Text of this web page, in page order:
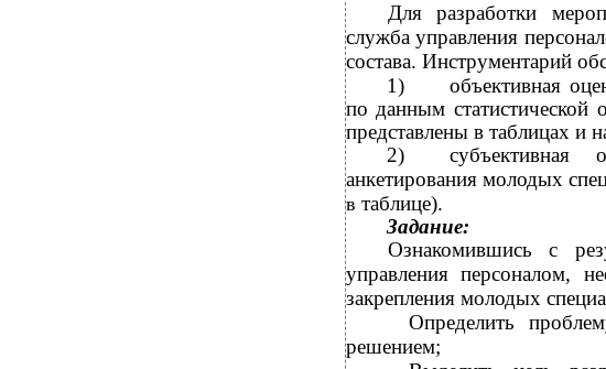
Для разработки
служба управления
состава. Инструментарий
1)
объективная
по данным статистической
представлены в таблицах и
2)
субъективная
анкетирования молодых
в таблице).
Задание:
Ознакомившись с
управления персоналом,
закрепления молодых
Определить
решением;